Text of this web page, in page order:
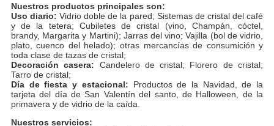
Nuestros productos principales son:
Uso diario: Vidrio doble de la pared; Sistemas de cristal del café
y de la tetera; Cubiletes de cristal (vino, Champán, cóctel,
brandy, Margarita y Martini); Jarras del vino; Vajilla (bol de vidrio,
plato, cuenco del helado); otras mercancías de consumición y
toda clase de tazas de cristal;
Decoración casera: Candelero de cristal; Florero de cristal;
Tarro de cristal;
Día de fiesta y estacional: Productos de la Navidad, de la
tarjeta del día de San Valentín del santo, de Halloween, de la
primavera y de vidrio de la caída.
Nuestros servicios: